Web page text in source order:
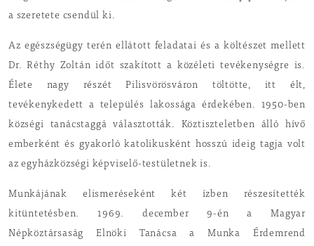
a szeretete csendül ki.
Az egészségügy terén ellátott feladatai és a költészet mellett
Dr. Réthy Zoltán időt szakított a közéleti tevékenységre is.
Élete nagy részét Pilisvörösváron töltötte, itt élt,
tevékenykedett a település lakossága érdekében. 1950-ben
községi tanácstaggá választották. Köztiszteletben álló hívő
emberként és gyakorló katolikusként hosszú ideig tagja volt
az egyházközségi képviselő-testületnek is.
Munkájának elismeréseként két ízben részesítették
kitüntetésben. 1969. december 9-én a Magyar
Népköztársaság Elnöki Tanácsa a Munka Érdemrend